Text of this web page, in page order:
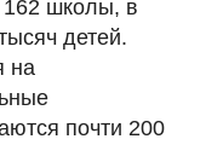
162 школы, в
детей.
на
почти 200